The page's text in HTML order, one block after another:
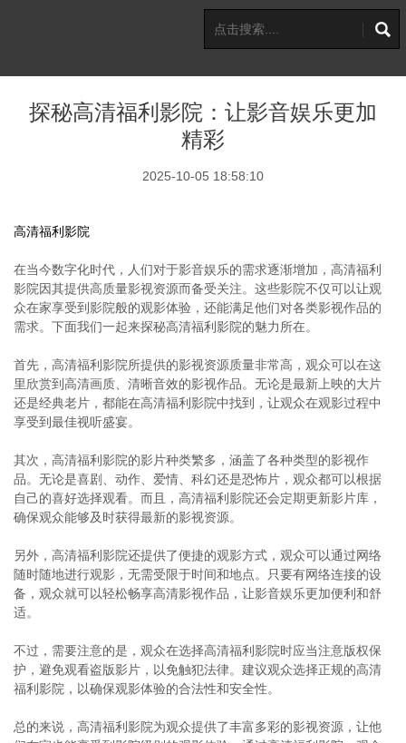
探秘高清福利影院：让影音娱乐更加
精彩
2025-10-05 18:58:10
高清福利影院
在当今数字化时代，人们对于影音娱乐的需求逐渐增加，高清福利
影院因其提供高质量影视资源而备受关注。这些影院不仅可以让观
众在家享受到影院般的观影体验，还能满足他们对各类影视作品的
需求。下面我们一起来探秘高清福利影院的魅力所在。
首先，高清福利影院所提供的影视资源质量非常高，观众可以在这
里欣赏到高清画质、清晰音效的影视作品。无论是最新上映的大片
还是经典老片，都能在高清福利影院中找到，让观众在观影过程中
享受到最佳视听盛宴。
其次，高清福利影院的影片种类繁多，涵盖了各种类型的影视作
品。无论是喜剧、动作、爱情、科幻还是恐怖片，观众都可以根据
自己的喜好选择观看。而且，高清福利影院还会定期更新影片库，
确保观众能够及时获得最新的影视资源。
另外，高清福利影院还提供了便捷的观影方式，观众可以通过网络
随时随地进行观影，无需受限于时间和地点。只要有网络连接的设
备，观众就可以轻松畅享高清影视作品，让影音娱乐更加便利和舒
适。
不过，需要注意的是，观众在选择高清福利影院时应当注意版权保
护，避免观看盗版影片，以免触犯法律。建议观众选择正规的高清
福利影院，以确保观影体验的合法性和安全性。
总的来说，高清福利影院为观众提供了丰富多彩的影视资源，让他